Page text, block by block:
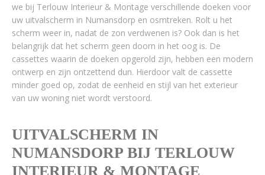
we bij Terlouw Interieur & Montage verschillende doeken voor
uw uitvalscherm in Numansdorp en osmtreken. Rolt u het
scherm weer in, nadat de zon verdwenen is? Ook dan is het
belangrijk dat het scherm geen doorn in het oog is. De
cassettes waarin de doeken opgerold zijn, hebben een modern
ontwerp en zijn ontzettend dun. Hierdoor valt de cassette
minder goed op, zodat de eenheid en stijl van het exterieur
van uw woning niet wordt verstoord.
UITVALSCHERM IN
NUMANSDORP BIJ TERLOUW
INTERIEUR & MONTAGE